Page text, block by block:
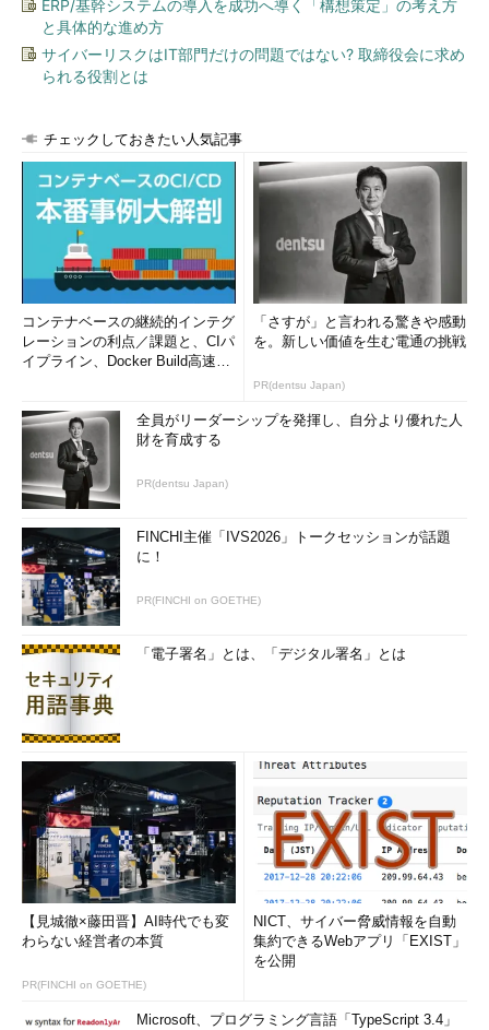
ERP/基幹システムの導入を成功へ導く「構想策定」の考え方
と具体的な進め方
サイバーリスクはIT部門だけの問題ではない? 取締役会に求め
られる役割とは
チェックしておきたい人気記事
コンテナベースの継続的インテグ
レーションの利点／課題と、CIパ
イプライン、Docker Build高速化
「さすが」と言われる驚きや感動
を。新しい価値を生む電通の挑戦
PR(dentsu Japan)
全員がリーダーシップを発揮し、自分より優れた人
財を育成する
PR(dentsu Japan)
FINCHI主催「IVS2026」トークセッションが話題
に！
PR(FINCHI on GOETHE)
「電子署名」とは、「デジタル署名」とは
【見城徹×藤田晋】AI時代でも変
わらない経営者の本質
PR(FINCHI on GOETHE)
NICT、サイバー脅威情報を自動
集約できるWebアプリ「EXIST」
を公開
Microsoft、プログラミング言語「TypeScript 3.4」